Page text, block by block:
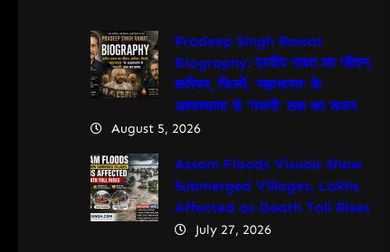
Pradeep Singh Rawat
Biography: प्रदीप रावत का जीवन,
करियर, फिल्में, ‘महाभारत’ के
अश्वत्थामा से ‘गजनी’ तक का सफर
August 5, 2026
Assam Floods Visuals Show
Submerged Villages, Lakhs
Affected as Death Toll Rises
July 27, 2026